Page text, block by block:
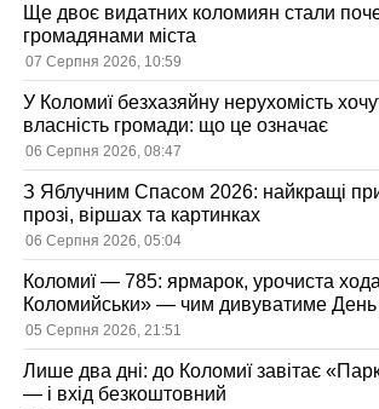
Ще двоє видатних коломиян стали
громадянами міста
07 Серпня 2026, 10:59
У Коломиї безхазяйну нерухомість
власність громади: що це означає
06 Серпня 2026, 08:47
З Яблучним Спасом 2026: найкращі
прозі, віршах та картинках
06 Серпня 2026, 05:04
Коломиї — 785: ярмарок, урочиста
Коломийськи» — чим дивуватиме День
05 Серпня 2026, 21:51
Лише два дні: до Коломиї завітає
— і вхід безкоштовний